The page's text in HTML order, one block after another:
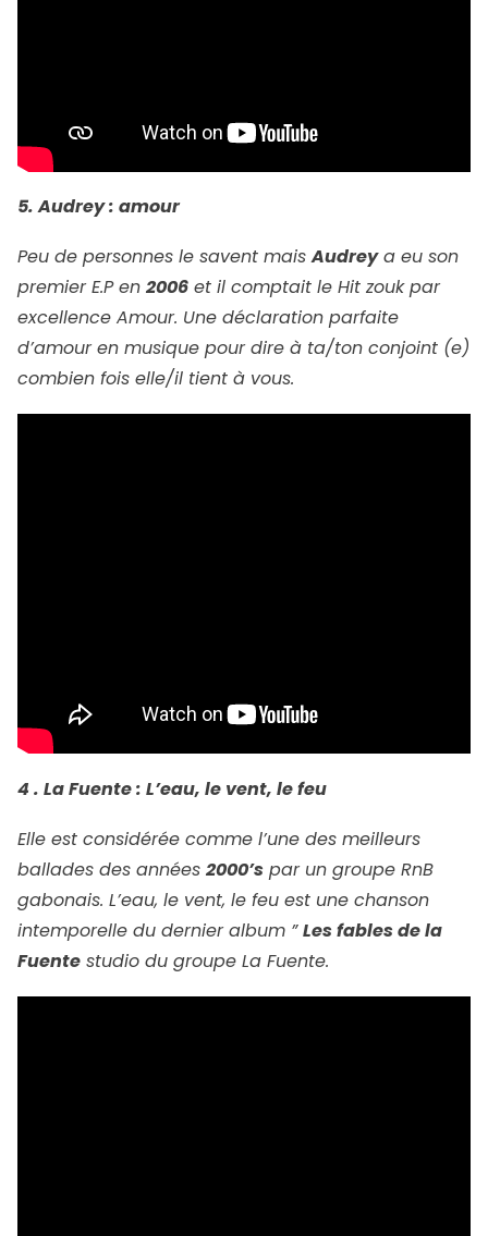
5. Audrey : amour
Peu de personnes le savent maisAudreya eu son
premier E.P en 2006 et il comptait le Hit zouk par
excellence Amour. Une déclaration parfaite
d’amour en musique pour dire à ta/ton conjoint (e)
combien fois elle/il tient à vous.
4 . La Fuente : L’eau, le vent, le feu
Elle est considérée comme l’une des meilleurs
ballades des années 2000’s par un groupe RnB
gabonais. L’eau, le vent, le feu est une chanson
intemporelle du dernier album ”Les fables de la
Fuente studio du groupe La Fuente.